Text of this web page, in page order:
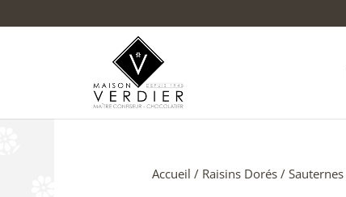
Accueil / Raisins Dorés /Sauternes